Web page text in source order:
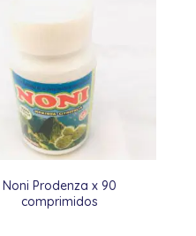
Noni Prodenza x 90
comprimidos